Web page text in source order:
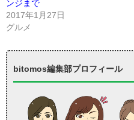
ンジまで
2017年1月27日
グルメ
bitomos編集部プロフィール